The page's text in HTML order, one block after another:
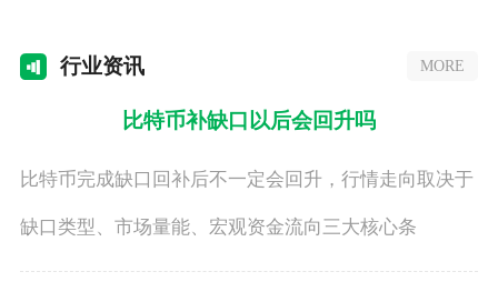
行业资讯 MORE
比特币补缺口以后会回升吗
比特币完成缺口回补后不一定会回升，行情走向取决于
缺口类型、市场量能、宏观资金流向三大核心条